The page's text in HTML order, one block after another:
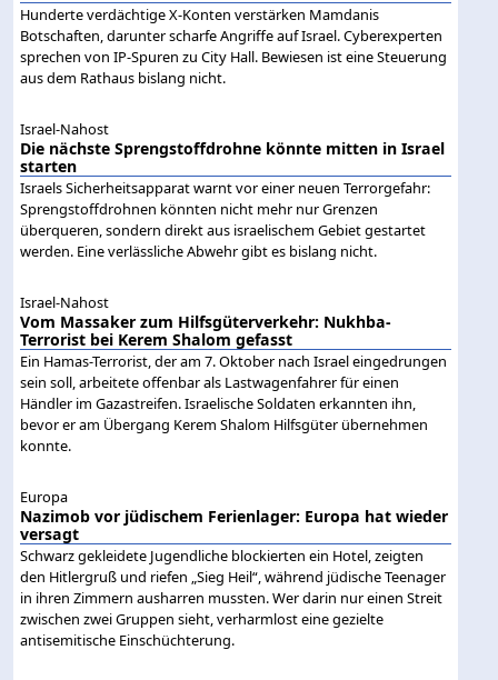
Hunderte verdächtige X-Konten verstärken Mamdanis
Botschaften, darunter scharfe Angriffe auf Israel. Cyberexperten
sprechen von IP-Spuren zu City Hall. Bewiesen ist eine Steuerung
aus dem Rathaus bislang nicht.
Israel-Nahost
Die nächste Sprengstoffdrohne könnte mitten in Israel
starten
Israels Sicherheitsapparat warnt vor einer neuen Terrorgefahr:
Sprengstoffdrohnen könnten nicht mehr nur Grenzen
überqueren, sondern direkt aus israelischem Gebiet gestartet
werden. Eine verlässliche Abwehr gibt es bislang nicht.
Israel-Nahost
Vom Massaker zum Hilfsgüterverkehr: Nukhba-
Terrorist bei Kerem Shalom gefasst
Ein Hamas-Terrorist, der am 7. Oktober nach Israel eingedrungen
sein soll, arbeitete offenbar als Lastwagenfahrer für einen
Händler im Gazastreifen. Israelische Soldaten erkannten ihn,
bevor er am Übergang Kerem Shalom Hilfsgüter übernehmen
konnte.
Europa
Nazimob vor jüdischem Ferienlager: Europa hat wieder
versagt
Schwarz gekleidete Jugendliche blockierten ein Hotel, zeigten
den Hitlergruß und riefen „Sieg Heil“, während jüdische Teenager
in ihren Zimmern ausharren mussten. Wer darin nur einen Streit
zwischen zwei Gruppen sieht, verharmlost eine gezielte
antisemitische Einschüchterung.